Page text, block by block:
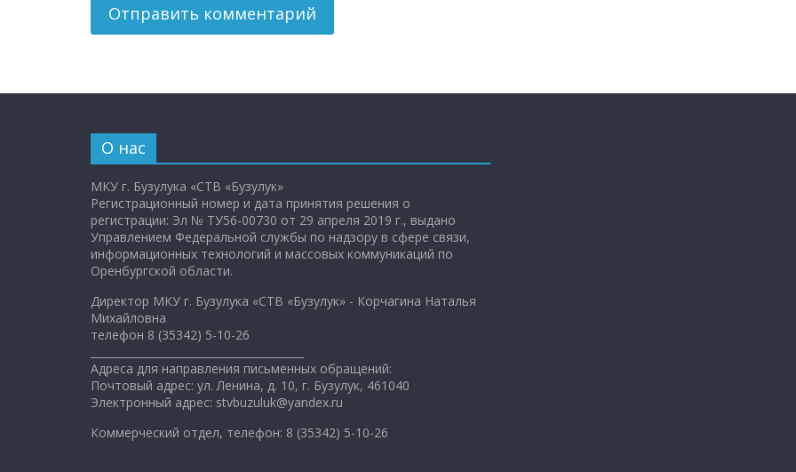
О нас
МКУ г. Бузулука «СТВ «Бузулук»
Регистрационный номер и дата принятия решения о
регистрации: Эл № ТУ56-00730 от 29 апреля 2019 г., выдано
Управлением Федеральной службы по надзору в сфере связи,
информационных технологий и массовых коммуникаций по
Оренбургской области.
Директор МКУ г. Бузулука «СТВ «Бузулук» - Корчагина Наталья
Михайловна
телефон 8 (35342) 5-10-26
Адреса для направления письменных обращений:
Почтовый адрес: ул. Ленина, д. 10, г. Бузулук, 461040
Электронный адрес: stvbuzuluk@yandex.ru
Коммерческий отдел, телефон: 8 (35342) 5-10-26